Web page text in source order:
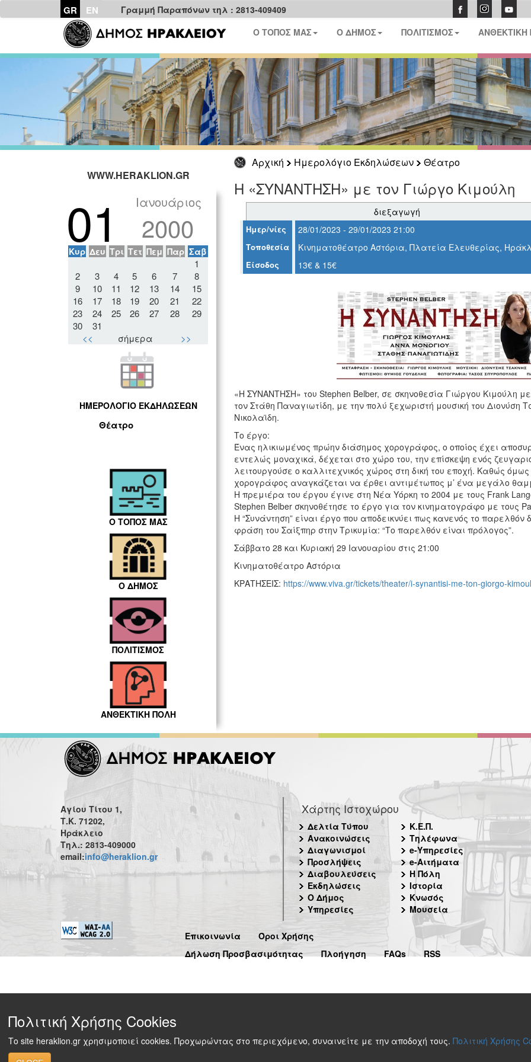
GR EN
Γραμμή Παραπόνων τηλ : 2813-409409
Ο ΤΟΠΟΣ ΜΑΣ
Ο ΔΗΜΟΣ ΠΟΛΙΤΙΣΜΟΣ ΑΝΘΕΚΤΙΚΗ
Αρχική Ημερολόγιο Εκδηλώσεων
Θέατρο
WWW.HERAKLION.GR
01 Ιανουάριος
2000
Κυρ Δευ Τρι Τετ Πεμ Παρ Σαβ
1
2
3 4 5 6 7
8
9
10 11 12 13 14
15
16
17 18 19 20 21
22
23
24 25 26 27 28
29
30
31
<<
σήμερα >>
ΗΜΕΡΟΛΟΓΙΟ ΕΚΔΗΛΩΣΕΩΝ
Θέατρο
Ο ΤΟΠΟΣ ΜΑΣ
Ο ΔΗΜΟΣ
ΠΟΛΙΤΙΣΜΟΣ
ΑΝΘΕΚΤΙΚΗ ΠΟΛΗ
Η «ΣΥΝΑΝΤΗΣΗ» με τον Γιώργο Κιμούλη
διεξαγωγή
Ημερ/νίες 28/01/2023 - 29/01/2023 21:00
Τοποθεσία Κινηματοθέατρο Αστόρια, Πλατεία Ελευθερίας,
Είσοδος 13€ & 15€
«Η ΣΥΝΑΝΤΗΣΗ» του Stephen Belber, σε σκηνοθεσία Γιώργου Κιμούλη
τον Στάθη Παναγιωτίδη, με την πολύ ξεχωριστή μουσική του Διονύση
Νικολαϊδη.
Το έργο:
Ένας ηλικιωμένος πρώην διάσημος χορογράφος, ο οποίος έχει
εντελώς μοναχικά, δέχεται στο χώρο του, την επίσκεψη ενός
λειτουργούσε ο καλλιτεχνικός χώρος στη δική του εποχή. Καθώς
χορογράφος αναγκάζεται να έρθει αντιμέτωπος μ’ ένα μεγάλο
Η πρεμιέρα του έργου έγινε στη Νέα Υόρκη το 2004 με τους Frank
Stephen Belber σκηνοθέτησε το έργο για τον κινηματογράφο με τους
H “Συνάντηση” είναι έργο που αποδεικνύει πως κανενός το
φράση του Σαίξπηρ στην Τρικυμία: “Το παρελθόν είναι πρόλογος”.
Σάββατο 28 και Κυριακή 29 Ιανουαρίου στις 21:00
Κινηματοθέατρο Αστόρια
ΚΡΑΤΗΣΕΙΣ: https://www.viva.gr/tickets/theater/i-synantisi-me-ton-giorgo-
Αγίου Τίτου 1,
Τ.Κ. 71202,
Ηράκλειο
Τηλ.: 2813-409000
email:info@heraklion.gr
Χάρτης Ιστοχώρου
Δελτία Τύπου
Ανακοινώσεις
Διαγωνισμοί
Προσλήψεις
Διαβουλεύσεις
Εκδηλώσεις
Ο Δήμος
Υπηρεσίες
Κ.Ε.Π.
Τηλέφωνα
e-Υπηρεσίες
e-Αιτήματα
Η Πόλη
Ιστορία
Κνωσός
Μουσεία
Επικοινωνία
Όροι Χρήσης
Δήλωση Προσβασιμότητας
Πλοήγηση FAQs RSS
Πολιτική Χρήσης Cookies
Το site heraklion.gr χρησιμοποιεί cookies. Προχωρώντας στο περιεχόμενο, συναινείτε με την αποδοχή τους. Πολιτική Χρήσης